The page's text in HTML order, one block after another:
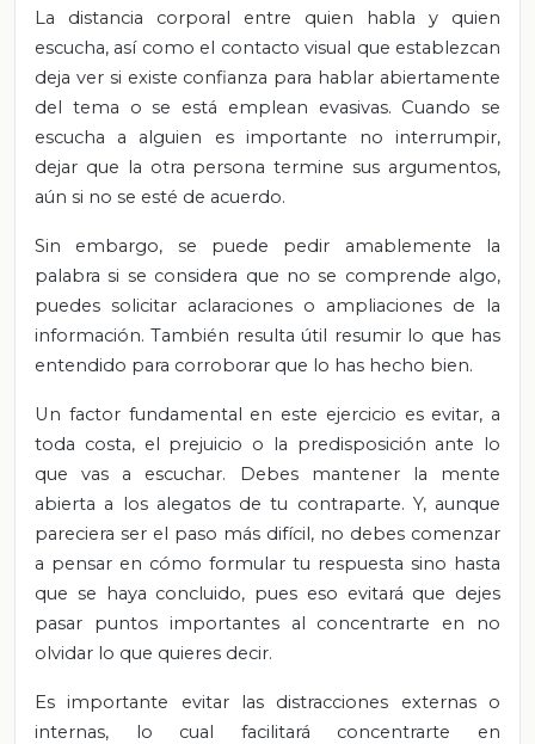
La distancia corporal entre quien habla y quien
escucha, así como el contacto visual que establezcan
deja ver si existe confianza para hablar abiertamente
del tema o se está emplean evasivas. Cuando se
escucha a alguien es importante no interrumpir,
dejar que la otra persona termine sus argumentos,
aún si no se esté de acuerdo.
Sin embargo, se puede pedir amablemente la
palabra si se considera que no se comprende algo,
puedes solicitar aclaraciones o ampliaciones de la
información. También resulta útil resumir lo que has
entendido para corroborar que lo has hecho bien.
Un factor fundamental en este ejercicio es evitar, a
toda costa, el prejuicio o la predisposición ante lo
que vas a escuchar. Debes mantener la mente
abierta a los alegatos de tu contraparte. Y, aunque
pareciera ser el paso más difícil, no debes comenzar
a pensar en cómo formular tu respuesta sino hasta
que se haya concluido, pues eso evitará que dejes
pasar puntos importantes al concentrarte en no
olvidar lo que quieres decir.
Es importante evitar las distracciones externas o
internas, lo cual facilitará concentrarte en